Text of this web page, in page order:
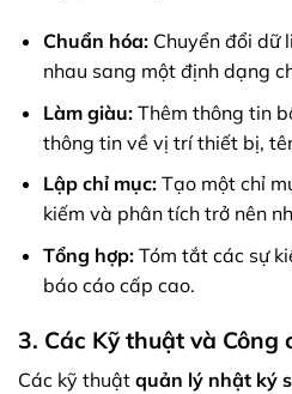
Chuẩn hóa:Chuyển đổi dữ
nhau sang một định dạng
Làm giàu:Thêm thông tin
thông tin về vị trí thiết bị,
Lập chỉ mục:Tạo một chỉ
kiếm và phân tích trở nên
Tổng hợp:Tóm tắt các sự
báo cáo cấp cao.
3. Các Kỹ thuật và Công
Các kỹ thuật quản lý nhật ký